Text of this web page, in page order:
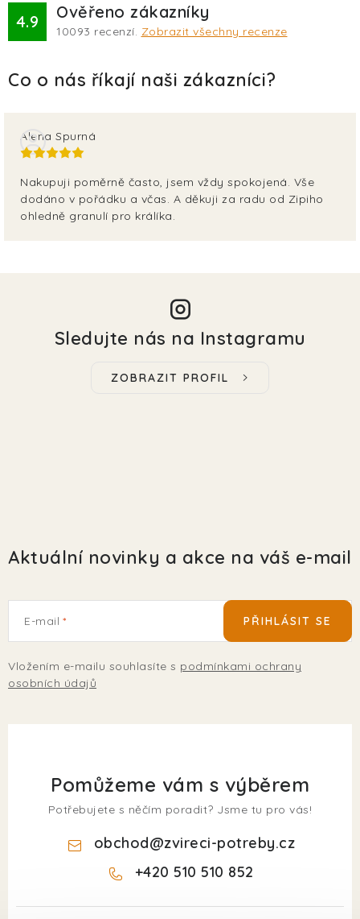
4.9 Ověřeno zákazníky
10093 recenzí. Zobrazit všechny recenze
Alena Spurná
Nakupuji poměrně často, jsem vždy spokojená. Vše
dodáno v pořádku a včas. A děkuji za radu od Zipiho
ohledně granulí pro králíka.
Sledujte nás na Instagramu
ZOBRAZIT PROFIL
Aktuální novinky a akce na váš e-mail
E-mail
Vložením e-mailu souhlasíte s podmínkami ochrany
osobních údajů
PŘIHLÁSIT SE
Pomůžeme vám s výběrem
Potřebujete s něčím poradit? Jsme tu pro vás!
obchod@zvireci-potreby.cz
+420 510 510 852